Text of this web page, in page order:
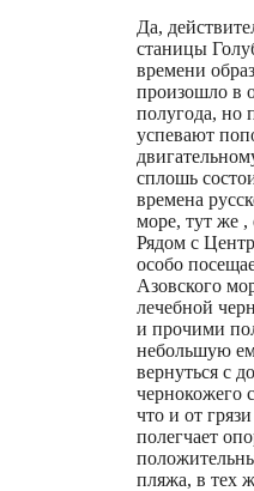
Да,
станицы
времени
произошло в
полугода, но
успевают
сплошь
времена
море, тут же ,
Рядом с
особо
Азовского
лечебной
и прочими
небольшую
вернуться с
чернокожего
что и от
полегчает
пляжа, в тех